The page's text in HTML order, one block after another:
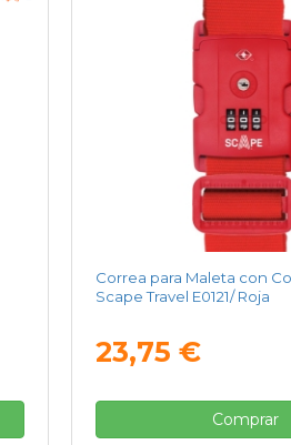
Correa para Maleta con
Scape Travel E0121/ Roja
23,75 €
Comprar